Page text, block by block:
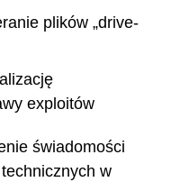
plików „drive-
exploitów
świadomości
w